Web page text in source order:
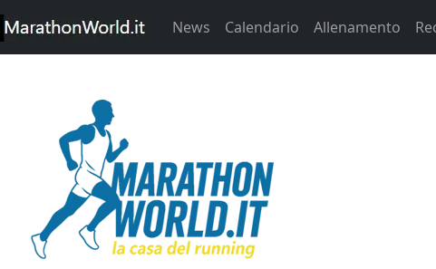
News Calendario Allenamento